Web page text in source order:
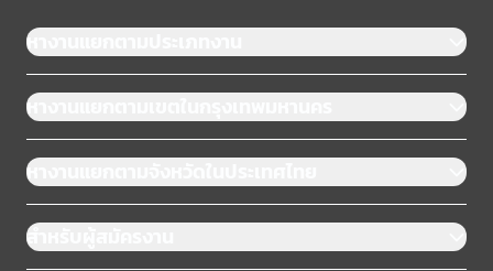
หางานแยกตามประเภทงาน
หางานแยกตามเขตในกรุงเทพมหานคร
หางานแยกตามจังหวัดในประเทศไทย
สำหรับผู้สมัครงาน